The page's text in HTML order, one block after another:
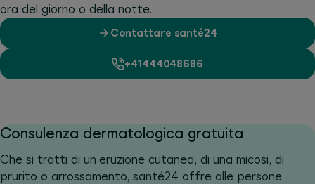
ora del giorno o della notte.
Contattare santé24
+41444048686
Consulenza dermatologica gratuita
Che si tratti di un’eruzione cutanea, di una micosi, di
prurito o arrossamento, santé24 offre alle persone